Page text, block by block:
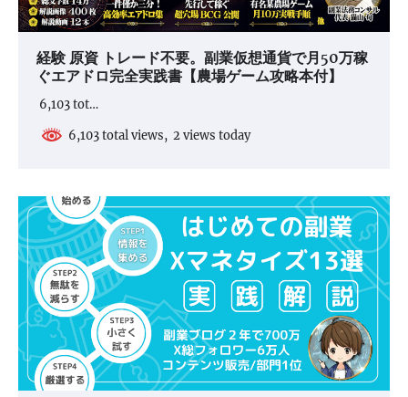
経験 原資 トレード不要。副業仮想通貨で月50万稼
ぐエアドロ完全実践書【農場ゲーム攻略本付】
6,103 tot…
6,103 total views, 2 views today